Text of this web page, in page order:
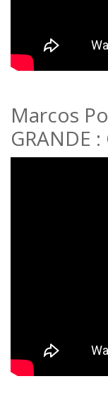
Marcos
GRANDE :